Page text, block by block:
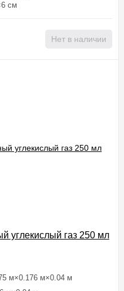
см
Нет в наличии
углекислый газ 250 мл
м×0.176 м×0.04 м